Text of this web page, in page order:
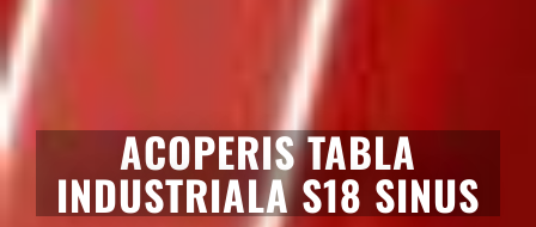
ACOPERIS TABLA
INDUSTRIALA S18 SINUS